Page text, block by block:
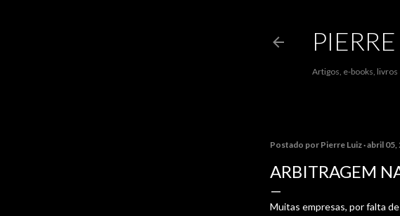
Artigos, e-books, livros
Postado por Pierre Luiz abril 05,
ARBITRAGEM
Muitas empresas, por falta